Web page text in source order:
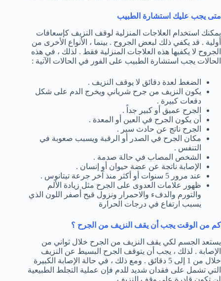
متى يجب عليك استشارة الطبيب
يمكنك استخدام العلاجات المنزلية لوقف النزيف كإسعافات
أولية . قد يكفي ذلك لبعض الجروح . بينما ، الأنواع الأخرى من
الجروح لا يكفيها هذه العلاجات المنزلية فقط . لذلك ، في هذه
الحالات يجب استشارة الطبيب على الفور في الحالات الآتية :
الضغط لعدة دقائق لا يوقف النزيف .
يكون النزيف من جرح شرياني ويخرج الدم على شكل
دفعات كبيرة .
الجرح عميق أو كبير جداً .
أن يكون الجرح في العين أو المعدة .
الجرح ناتج عن حادث سير .
مكان الجرح في الصدر أو الرقبة ويسبب صعوبة في
التنفس .
الشخص المصاب في حالة صدمة .
الإصابة ناتجة عن عضة حيوان أو إنسان .
عند مرور 5 سنوات أو أكثر منذ آخر جرعة تيتانوس .
ظهور علامات العدوى على الجرح مثل زيادة الألم
والتورم والدفء والاحمرار ونزول قيح أصفر اللون الذي
يسبب ارتفاع في درجات الحرارة
كم من الوقت يجب أن يقف النزيف من الجرح ؟
يستعد الجسم لكي يقف النزيف من الجرح خلال ثواني من
الإصابة . لذلك ، يجب أن يتوقف الجرح البسيط عن النزيف
خلال من 1 إلى 5 دقائق . ومع ذلك ، في حالة الإصابة الكبيرة
التي تشمل على فقدان شديد للدم فإن عملية التجلط الطبيعية
لن تكون قادرة على وقف النزيف